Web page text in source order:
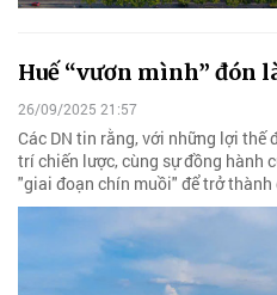
Huế “vươn mình” đón
26/09/2025 21:57
Các DN tin rằng, với những lợi thế
trí chiến lược, cùng sự đồng hành
"giai đoạn chín muồi" để trở thành